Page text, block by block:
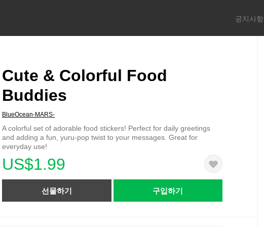
공지사항
Cute & Colorful Food
Buddies
BlueOcean-MARS-
A colorful set of adorable food stickers! Perfect for daily greetings
and adding a fun, yuru-pop twist to your messages. Great for
everyday use!
US$1.99
선물하기 구입하기